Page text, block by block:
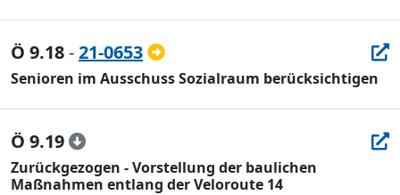
Ö 9.18-21-0653
Senioren im Ausschuss Sozialraum berücksichtigen
Ö 9.19
Zurückgezogen - Vorstellung der baulichen
Maßnahmen entlang der Veloroute 14